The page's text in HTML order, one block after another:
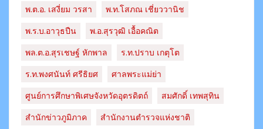
พ.ต.อ. เสงี่ยม วรสา
พ.ท.โสภณ เชี่ยววานิช
พ.ร.บ.อาวุธปืน
พ.อ.สุรวุฒิ เอื้อคณิต
พล.ต.อ.สุรเชษฐ์ หักพาล
ร.ท.ปราบ เกตุโต
ร.ท.พงศนันท์ ศรีธิยศ
ศาลพระแม่ย่า
ศูนย์การศึกษาพิเศษจังหวัดอุตรดิตถ์
สมศักดิ์ เทพสุทิน
สำนักข่าวภูมิภาค
สำนักงานตำรวจแห่งชาติ